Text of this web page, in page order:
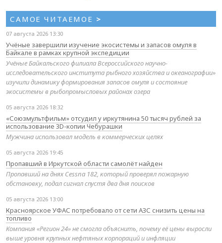
САМОЕ ЧИТАЕМОЕ >
07 августа 2026 13:30
Учёные завершили изучение экосистемы и запасов омуля в
Байкале в рамках крупной экспедиции
Учёные Байкальского филиала Всероссийского научно-
исследовательского института рыбного хозяйства и океанографии»
изучили динамику формирования запасов омуля и состояние
экосистемы в рыбопромысловых районах озера
05 августа 2026 18:32
«Союзмультфильм» отсудил у иркутянина 50 тысяч рублей за
использование 3D-копии Чебурашки
Мужчина использовал модель в коммерческих целях
05 августа 2026 19:45
Пропавший в Иркутской области самолёт найден
Пропавший на днях Cessna 182, который проверял пожарную
обстановку, подал сигнал спустя два дня поисков
05 августа 2026 13:00
Красноярское УФАС потребовало от сети АЗС снизить цены на
топливо
Компания «Регион 24» не смогла объяснить, почему её цены выросли
выше уровня крупных нефтяных корпораций и инфляции